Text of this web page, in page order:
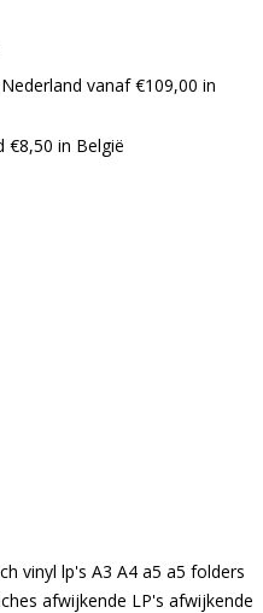
vanaf €109,00 in
€8,50 in België
vinyl lp's A3 A4 a5 a5 folders
afwijkende LP's afwijkende